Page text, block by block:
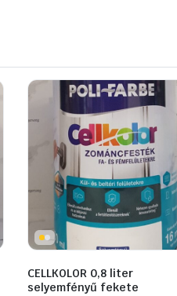
CELLKOLOR 0,8 liter
selyemfényű fekete